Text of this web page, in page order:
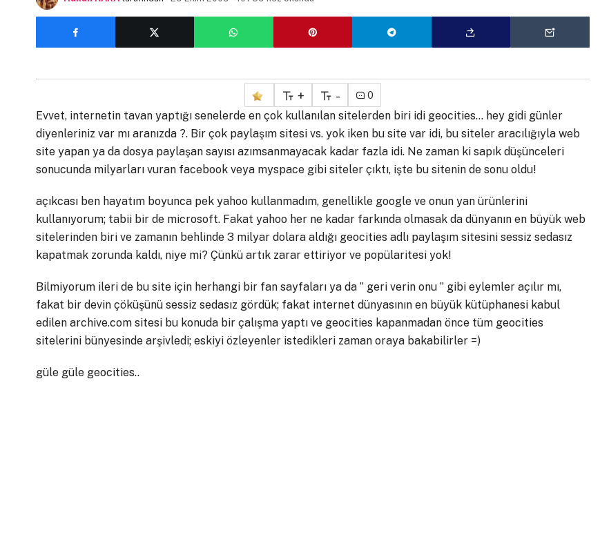
+ - 0
Evvet, internetin tavan yaptığı senelerde en çok kullanılan sitelerden biri idi geocities… hey gidi günler
diyenleriniz var mı aranızda ?. Bir çok paylaşım sitesi vs. yok iken bu site var idi, bu siteler aracılığıyla web
site yapan ya da dosya paylaşan sayısı azımsanmayacak kadar fazla idi. Ne zaman ki sapık düşünceleri
sonucunda milyarları vuran facebook veya myspace gibi siteler çıktı, işte bu sitenin de sonu oldu!
açıkcası ben hayatım boyunca pek yahoo kullanmadım, genellikle google ve onun yan ürünlerini
kullanıyorum; tabii bir de microsoft. Fakat yahoo her ne kadar farkında olmasak da dünyanın en büyük web
sitelerinden biri ve zamanın behlinde 3 milyar dolara aldığı geocities adlı paylaşım sitesini sessiz sedasız
kapatmak zorunda kaldı, niye mi? Çünkü artık zarar ettiriyor ve popülaritesi yok!
Bilmiyorum ileri de bu site için herhangi bir fan sayfaları ya da ” geri verin onu ” gibi eylemler açılır mı,
fakat bir devin çöküşünü sessiz sedasız gördük; fakat internet dünyasının en büyük kütüphanesi kabul
edilen archive.com sitesi bu konuda bir çalışma yaptı ve geocities kapanmadan önce tüm geocities
sitelerini bünyesinde arşivledi; eskiyi özleyenler istedikleri zaman oraya bakabilirler =)
güle güle geocities..